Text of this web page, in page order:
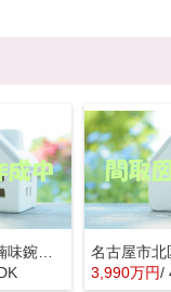
名古屋市北区楠味鋺３丁目2346『仲介料無料』新築戸建て
3,990万円/